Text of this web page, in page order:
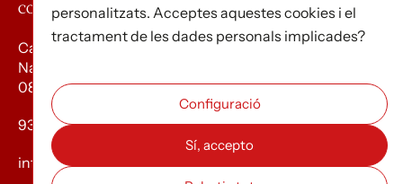
CONTACTE
Carrer d’Edison, 3
Nau A. Polígon industrial Les Torrenteres
08754 El Papiol
93 673 12 12
info@efados.cat
personalitzats. Acceptes aquestes cookies i el
tractament de les dades personals implicades?